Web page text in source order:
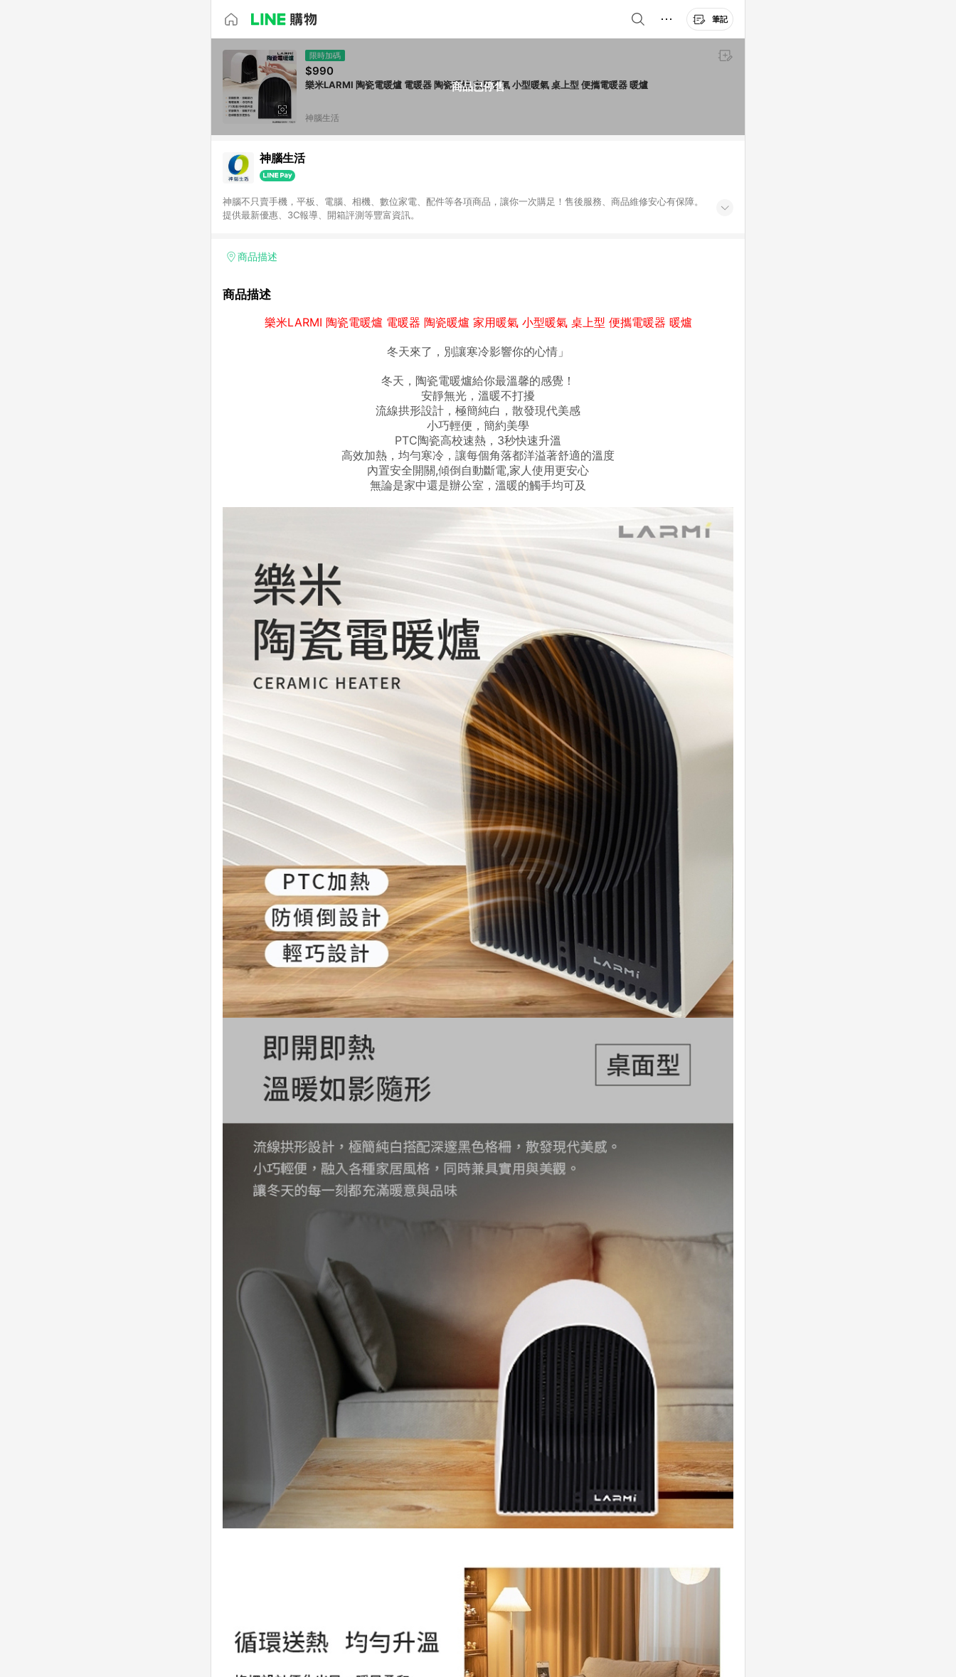
筆記
商品已停售
限時加碼
$990
樂米LARMI 陶瓷電暖爐 電暖器 陶瓷暖爐 家用暖氣 小型暖氣 桌上型 便攜電暖器 暖爐
神腦生活
神腦生活
神腦不只賣手機，平板、電腦、相機、數位家電、配件等各項商品，讓你一次購足！售後服務、商品維修安心有保障。
提供最新優惠、3C報導、開箱評測等豐富資訊。
商品描述
商品描述
樂米LARMI 陶瓷電暖爐 電暖器 陶瓷暖爐 家用暖氣 小型暖氣 桌上型 便攜電暖器 暖爐
冬天來了，別讓寒冷影響你的心情」
冬天，陶瓷電暖爐給你最溫馨的感覺！
安靜無光，溫暖不打擾
流線拱形設計，極簡純白，散發現代美感
小巧輕便，簡約美學
PTC陶瓷高校速熱，3秒快速升溫
高效加熱，均勻寒冷，讓每個角落都洋溢著舒適的溫度
內置安全開關,傾倒自動斷電,家人使用更安心
無論是家中還是辦公室，溫暖的觸手均可及